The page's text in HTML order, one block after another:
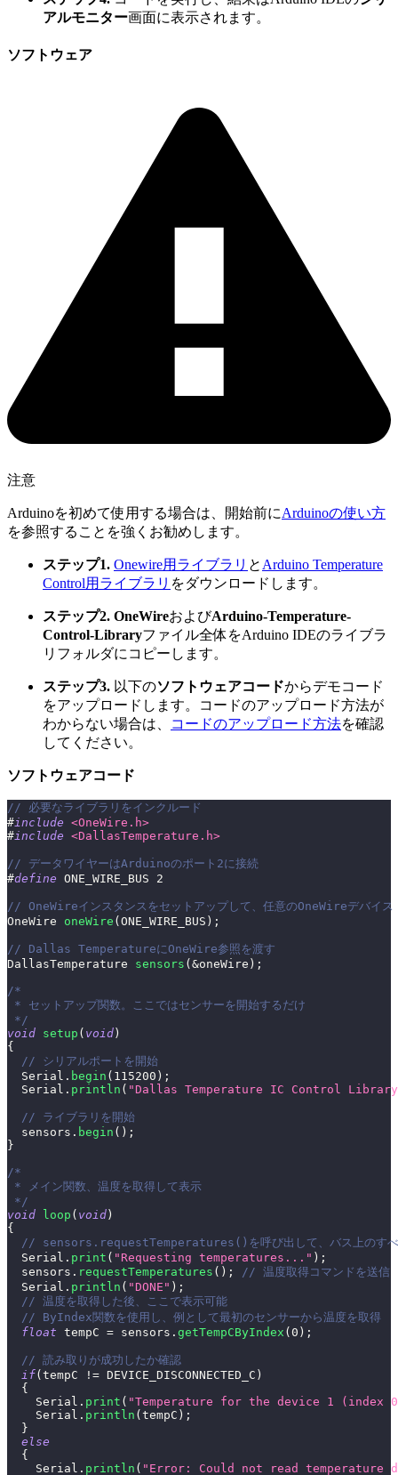
アルモニター画面に表示されます。
ソフトウェア
注意
Arduinoを初めて使用する場合は、開始前にArduinoの使い方
を参照することを強くお勧めします。
ステップ1. Onewire用ライブラリ と Arduino Temperature
Control用ライブラリ をダウンロードします。
ステップ2. OneWireおよびArduino-Temperature-
Control-Libraryファイル全体をArduino IDEのライブラ
リフォルダにコピーします。
ステップ3. 以下のソフトウェアコードからデモコード
をアップロードします。コードのアップロード方法が
わからない場合は、
コードのアップロード方法を確認
してください。
ソフトウェアコード
// 必要なライブラリをインクルード
#include <OneWire.h>
#include <DallasTemperature.h>
// データワイヤーはArduinoのポート2に接続
#define ONE_WIRE_BUS 2
// OneWireインスタンスをセットアップして、任意のOneWireデバイ
OneWire oneWire ( ONE_WIRE_BUS ) ;
// Dallas TemperatureにOneWire参照を渡す
DallasTemperature sensors ( &oneWire ) ;
/*
* セットアップ関数。ここではセンサーを開始するだけ
*/
void setup ( void )
{
// シリアルポートを開始
  Serial
. begin ( 115200 ) ;
  Serial
. println ( "Dallas Temperature IC Control Library
// ライブラリを開始
  sensors
. begin ( ) ;
}
/*
* メイン関数、温度を取得して表示
*/
void
loop ( void )
{
// sensors.requestTemperatures()を呼び出して、バス上のすべて
  Serial
. print ( "Requesting temperatures..." ) ;
  sensors
. requestTemperatures ( ) ;
// 温度取得コマンドを送信
  Serial
. println ( "DONE" ) ;
// 温度を取得した後、ここで表示可能
// ByIndex関数を使用し、例として最初のセンサーから温度を取得
float tempC = sensors . getTempCByIndex ( 0 ) ;
// 読み取りが成功したか確認
if( tempC != DEVICE_DISCONNECTED_C )
{
    Serial
. print ( "Temperature for the device 1
    Serial
. println ( tempC ) ;
}
else
{
    Serial
. println ( "Error: Could not read temperature